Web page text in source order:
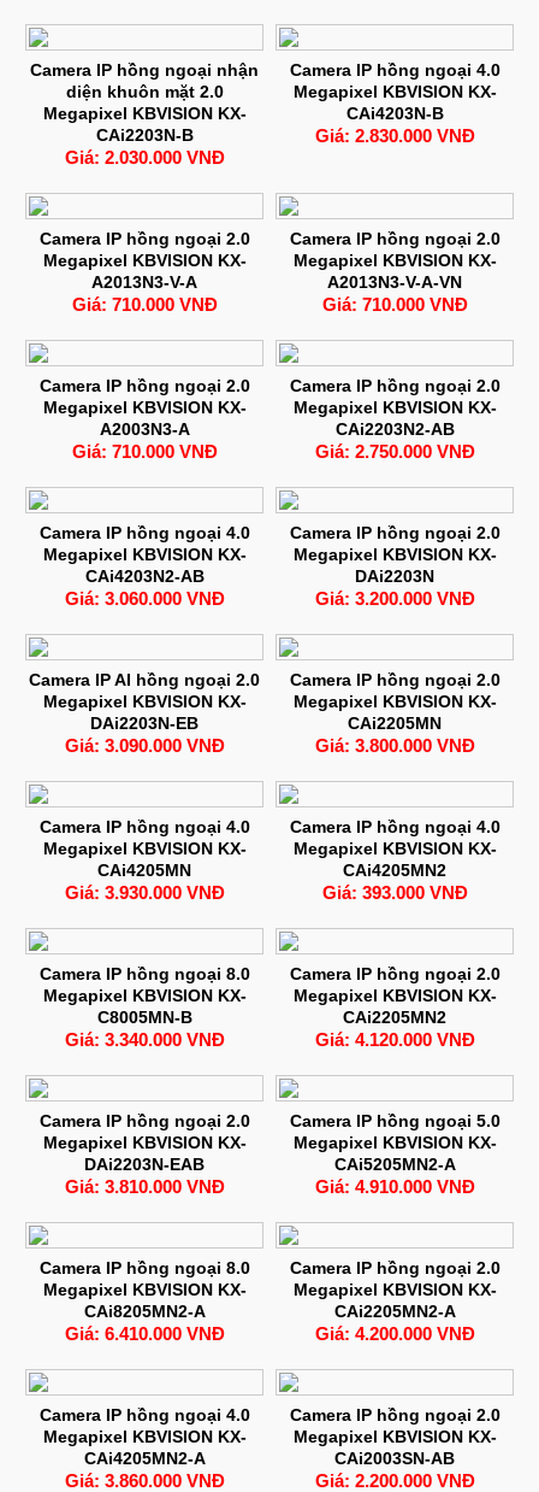
Camera IP hồng ngoại nhận
diện khuôn mặt 2.0
Megapixel KBVISION KX-
CAi2203N-B
Giá: 2.030.000 VNĐ
Camera IP hồng ngoại 4.0
Megapixel KBVISION KX-
CAi4203N-B
Giá: 2.830.000 VNĐ
Camera IP hồng ngoại 2.0
Megapixel KBVISION KX-
A2013N3-V-A
Giá: 710.000 VNĐ
Camera IP hồng ngoại 2.0
Megapixel KBVISION KX-
A2013N3-V-A-VN
Giá: 710.000 VNĐ
Camera IP hồng ngoại 2.0
Megapixel KBVISION KX-
A2003N3-A
Giá: 710.000 VNĐ
Camera IP hồng ngoại 2.0
Megapixel KBVISION KX-
CAi2203N2-AB
Giá: 2.750.000 VNĐ
Camera IP hồng ngoại 4.0
Megapixel KBVISION KX-
CAi4203N2-AB
Giá: 3.060.000 VNĐ
Camera IP hồng ngoại 2.0
Megapixel KBVISION KX-
DAi2203N
Giá: 3.200.000 VNĐ
Camera IP AI hồng ngoại 2.0
Megapixel KBVISION KX-
DAi2203N-EB
Giá: 3.090.000 VNĐ
Camera IP hồng ngoại 2.0
Megapixel KBVISION KX-
CAi2205MN
Giá: 3.800.000 VNĐ
Camera IP hồng ngoại 4.0
Megapixel KBVISION KX-
CAi4205MN
Giá: 3.930.000 VNĐ
Camera IP hồng ngoại 4.0
Megapixel KBVISION KX-
CAi4205MN2
Giá: 393.000 VNĐ
Camera IP hồng ngoại 8.0
Megapixel KBVISION KX-
C8005MN-B
Giá: 3.340.000 VNĐ
Camera IP hồng ngoại 2.0
Megapixel KBVISION KX-
CAi2205MN2
Giá: 4.120.000 VNĐ
Camera IP hồng ngoại 2.0
Megapixel KBVISION KX-
DAi2203N-EAB
Giá: 3.810.000 VNĐ
Camera IP hồng ngoại 5.0
Megapixel KBVISION KX-
CAi5205MN2-A
Giá: 4.910.000 VNĐ
Camera IP hồng ngoại 8.0
Megapixel KBVISION KX-
CAi8205MN2-A
Giá: 6.410.000 VNĐ
Camera IP hồng ngoại 2.0
Megapixel KBVISION KX-
CAi2205MN2-A
Giá: 4.200.000 VNĐ
Camera IP hồng ngoại 4.0
Megapixel KBVISION KX-
CAi4205MN2-A
Giá: 3.860.000 VNĐ
Camera IP hồng ngoại 2.0
Megapixel KBVISION KX-
CAi2003SN-AB
Giá: 2.200.000 VNĐ